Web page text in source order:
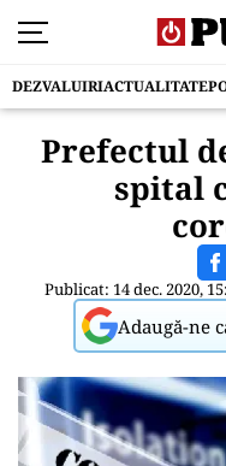
DEZVALUIRIACTUALITATE
Prefectul
spital
Publicat: 14 dec. 2020,
Adaugă-ne